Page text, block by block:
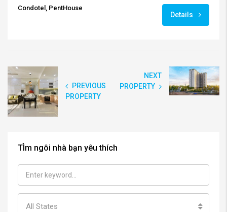
Condotel, PentHouse
Details
PREVIOUS
PROPERTY
NEXT
PROPERTY
TÌm ngôi nhà bạn yêu thích
All States